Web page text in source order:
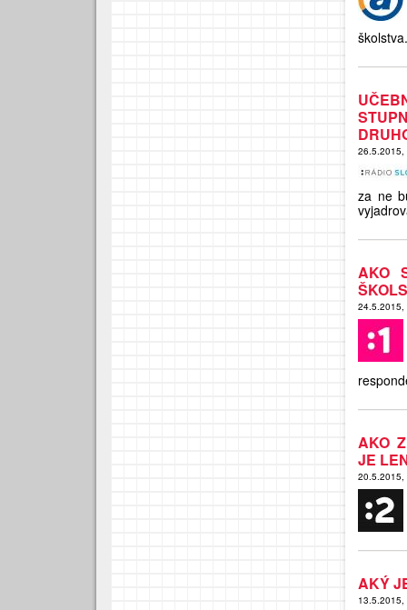
školstva.
26.5.2015,
za ne
AKO
24.5.2015,
AKO
JE
20.5.2015,
AKÝ
13.5.2015,